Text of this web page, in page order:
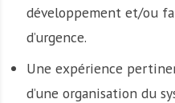
développement et/ou
d’urgence.
Une expérience
d’une organisation du